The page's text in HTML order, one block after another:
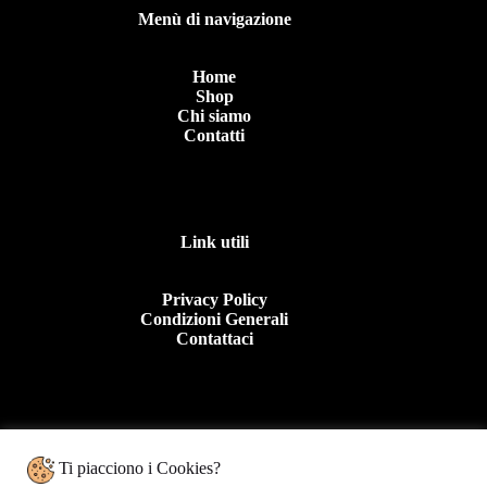
prodotto
Menù di navigazione
Home
Shop
Chi siamo
Contatti
Link utili
Privacy Policy
Condizioni Generali
Contattaci
Ti piacciono i Cookies?